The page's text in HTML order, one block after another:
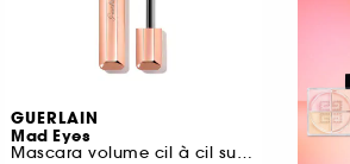
GUERLAIN
Mad Eyes
Mascara volume cil à cil sur-mesure